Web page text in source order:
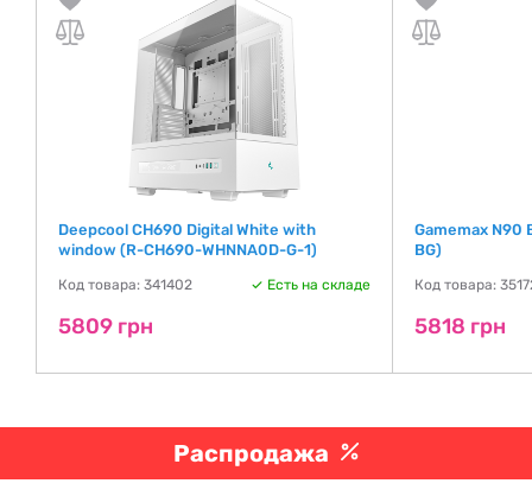
Deepcool CH690 Digital White with
window (R-CH690-WHNNA0D-G-1)
Код товара: 341402 Есть на складе
5809 грн
Gamemax N90
BG)
Код товара:
5818 грн
Распродажа